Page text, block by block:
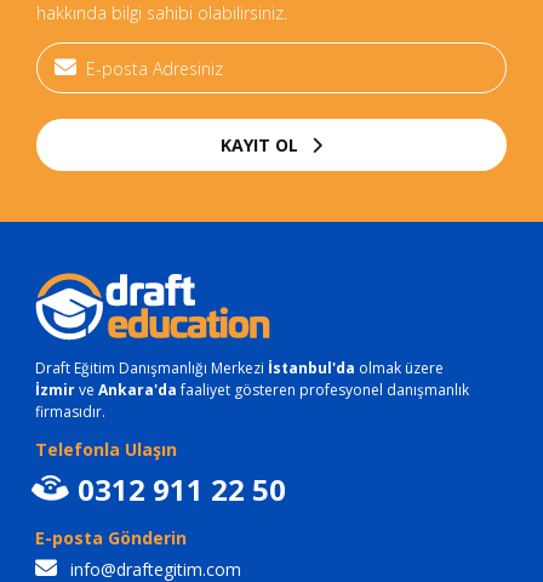
hakkında bilgi sahibi olabilirsiniz.
KAYIT OL
Draft Eğitim Danışmanlığı Merkezi İstanbul'da olmak üzere
İzmirve Ankara'dafaaliyet gösteren profesyonel danışmanlık
firmasıdır.
Telefonla Ulaşın
0312 911 22 50
E-posta Gönderin
info@draftegitim.com